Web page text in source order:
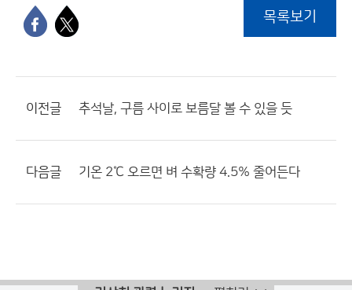
목록보기
이전글 추석날, 구름 사이로 보름달 볼 수 있을 듯
다음글 기온 2℃ 오르면 벼 수확량 4.5% 줄어든다